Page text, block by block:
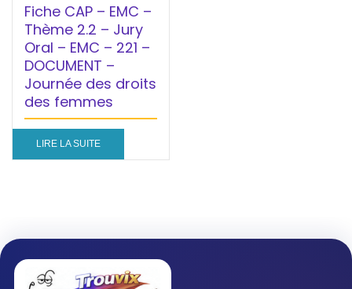
Fiche CAP – EMC –
Thème 2.2 – Jury
Oral – EMC – 221 –
DOCUMENT –
Journée des droits
des femmes
LIRE LA SUITE